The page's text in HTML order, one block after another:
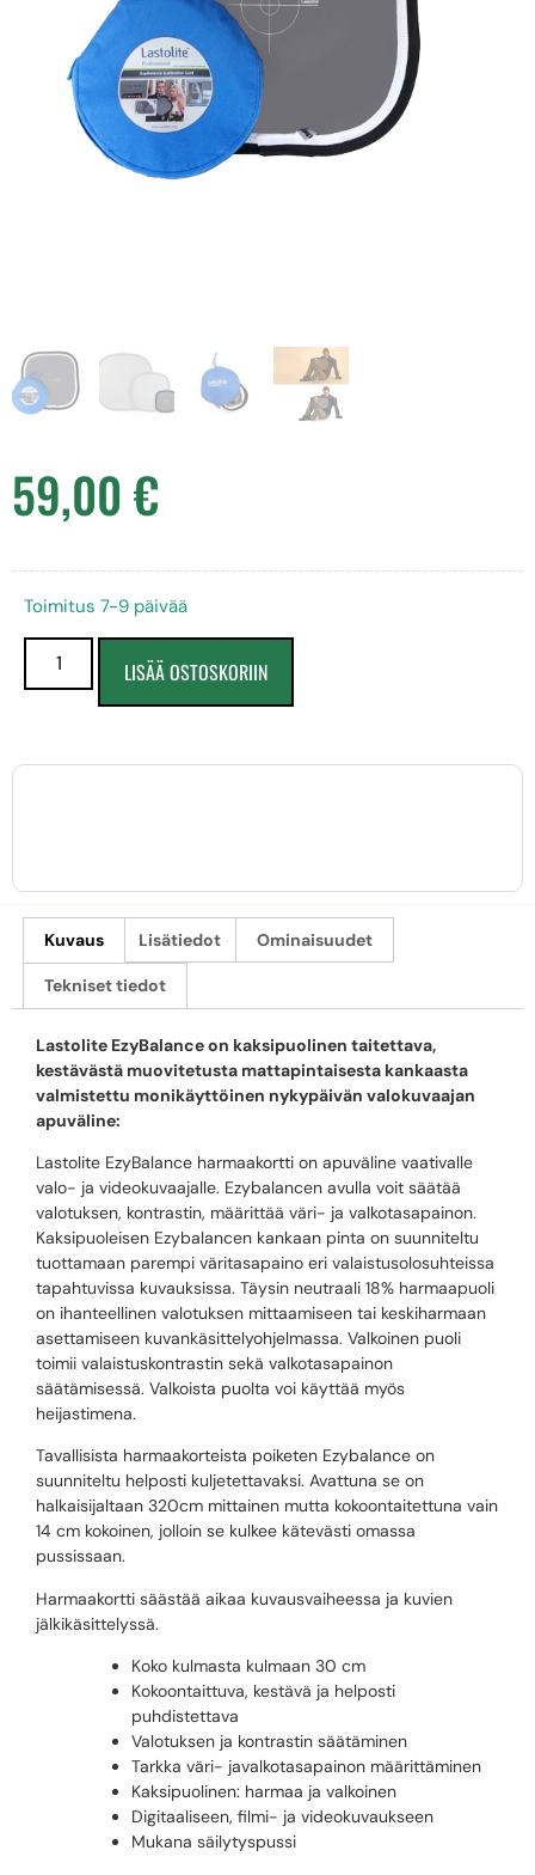
59,00€
Toimitus 7-9 päivää
LISÄÄ OSTOSKORIIN
Kuvaus Lisätiedot Ominaisuudet
Tekniset tiedot
Lastolite EzyBalance on kaksipuolinen taitettava,
kestävästä muovitetusta mattapintaisesta kankaasta
valmistettu monikäyttöinen nykypäivän valokuvaajan
apuväline:
Lastolite EzyBalance harmaakortti on apuväline vaativalle
valo- ja videokuvaajalle. Ezybalancen avulla voit säätää
valotuksen, kontrastin, määrittää väri- ja valkotasapainon.
Kaksipuoleisen Ezybalancen kankaan pinta on suunniteltu
tuottamaan parempi väritasapaino eri valaistusolosuhteissa
tapahtuvissa kuvauksissa. Täysin neutraali 18% harmaapuoli
on ihanteellinen valotuksen mittaamiseen tai keskiharmaan
asettamiseen kuvankäsittelyohjelmassa. Valkoinen puoli
toimii valaistuskontrastin sekä valkotasapainon
säätämisessä. Valkoista puolta voi käyttää myös
heijastimena.
Tavallisista harmaakorteista poiketen Ezybalance on
suunniteltu helposti kuljetettavaksi. Avattuna se on
halkaisijaltaan 320cm mittainen mutta kokoontaitettuna vain
14 cm kokoinen, jolloin se kulkee kätevästi omassa
pussissaan.
Harmaakortti säästää aikaa kuvausvaiheessa ja kuvien
jälkikäsittelyssä.
Koko kulmasta kulmaan 30 cm
Kokoontaittuva, kestävä ja helposti
puhdistettava
Valotuksen ja kontrastin säätäminen
Tarkka väri- javalkotasapainon määrittäminen
Kaksipuolinen: harmaa ja valkoinen
Digitaaliseen, filmi- ja videokuvaukseen
Mukana säilytyspussi